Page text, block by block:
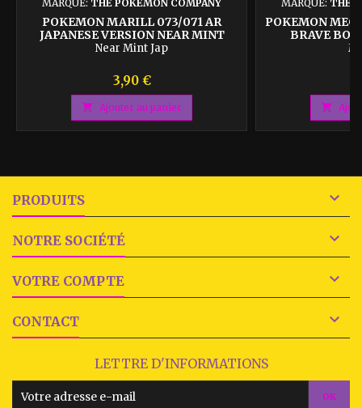
MARQUE: THE POKEMON COMPANY
POKEMON MARILL 073/071 AR
JAPANESE VERSION NEAR MINT
Near Mint Jap
Prix
3,90 €
 Ajouter au panier
MARQUE: THE
POKEMON
BRAVE

PRODUITS 
NOTRE SOCIÉTÉ 
VOTRE COMPTE 
CONTACT 
LETTRE D'INFORMATIONS